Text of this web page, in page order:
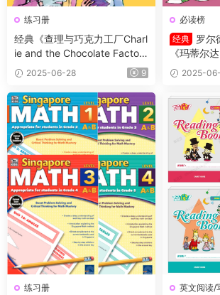
练习册
经典《查理与巧克力工厂Charl
ie and the Chocolate Factor
y》PDF书籍+原版阅读理解练
习纸含答案
2025-06-28 9
必读榜
经典
罗尔
《玛蒂尔
+练习册
2025-
练习册
英文阅读/